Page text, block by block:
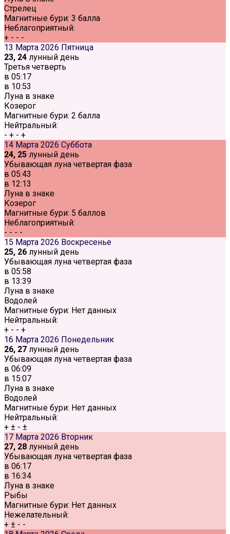
Стрелец
Магнитные бури: 3 балла
Неблагоприятный:
+ - - -
13 Марта 2026 Пятница
23, 24 лунный день
Третья четверть
в 05:17
в 10:53
Луна в знаке
Козерог
Магнитные бури: 2 балла
Нейтральный:
- + - +
14 Марта 2026 Суббота
24, 25 лунный день
Убывающая луна четвертая фаза
в 05:43
в 12:13
Луна в знаке
Козерог
Магнитные бури: 5 баллов
Неблагоприятный:
- - - -
15 Марта 2026 Воскресенье
25, 26 лунный день
Убывающая луна четвертая фаза
в 05:58
в 13:39
Луна в знаке
Водолей
Магнитные бури: Нет данных
Нейтральный:
+ - - +
16 Марта 2026 Понедельник
26, 27 лунный день
Убывающая луна четвертая фаза
в 06:09
в 15:07
Луна в знаке
Водолей
Магнитные бури: Нет данных
Нейтральный:
+ ± - ±
17 Марта 2026 Вторник
27, 28 лунный день
Убывающая луна четвертая фаза
в 06:17
в 16:34
Луна в знаке
Рыбы
Магнитные бури: Нет данных
Нежелательный:
+ ± - -